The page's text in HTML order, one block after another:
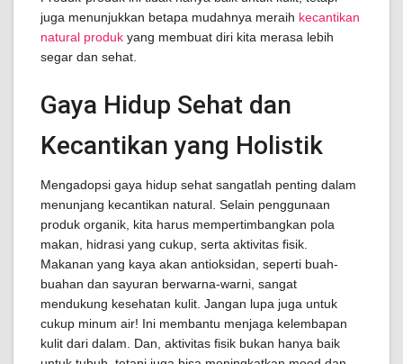
juga menunjukkan betapa mudahnya meraih kecantikan
natural produk yang membuat diri kita merasa lebih
segar dan sehat.
Gaya Hidup Sehat dan
Kecantikan yang Holistik
Mengadopsi gaya hidup sehat sangatlah penting dalam
menunjang kecantikan natural. Selain penggunaan
produk organik, kita harus mempertimbangkan pola
makan, hidrasi yang cukup, serta aktivitas fisik.
Makanan yang kaya akan antioksidan, seperti buah-
buahan dan sayuran berwarna-warni, sangat
mendukung kesehatan kulit. Jangan lupa juga untuk
cukup minum air! Ini membantu menjaga kelembapan
kulit dari dalam. Dan, aktivitas fisik bukan hanya baik